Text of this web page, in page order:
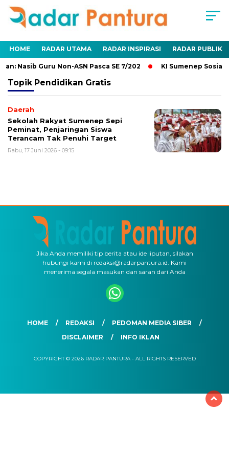
HOME RADAR UTAMA RADAR INSPIRASI RADAR PUBLIK
Nasib Guru Non-ASN Pasca SE 7/202 KI Sumenep
Topik Pendidikan Gratis
Daerah
Sekolah Rakyat Sumenep Sepi
Peminat, Penjaringan Siswa
Terancam Tak Penuhi Target
Rabu, 17 Juni 2026 - 09:15
Jika Anda memiliki tip berita atau ide liputan, silakan
hubungi kami di redaksi@radarpantura.id. Kami
menerima segala masukan dan saran dari Anda
HOME REDAKSI
PEDOMAN MEDIA SIBER
DISCLAIMER
INFO IKLAN
COPYRIGHT © 2026 RADAR PANTURA - ALL RIGHTS RESERVED